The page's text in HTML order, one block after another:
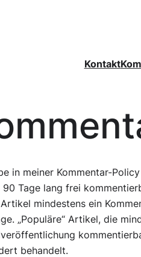
Kontakt
in meiner Kommentar-
90 Tage lang frei
mindestens ein
„Populäre“ Artikel, die
behandelt.